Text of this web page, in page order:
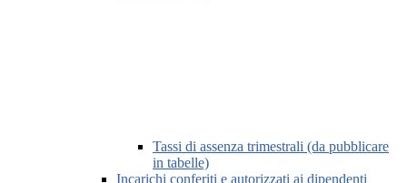
Tassi di assenza trimestrali (da pubblicare
in tabelle)
Incarichi conferiti e autorizzati ai dipendenti